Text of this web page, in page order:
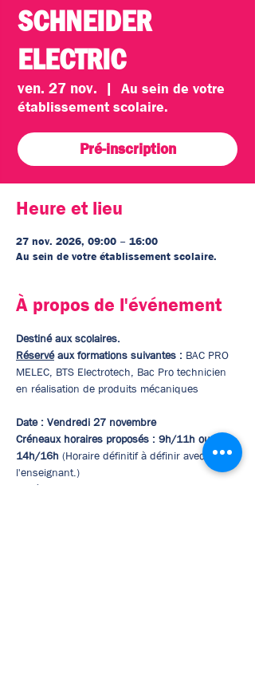
SCHNEIDER
ELECTRIC
ven. 27 nov.
  |
Au sein de votre
établissement scolaire.
Pré-inscription
Heure et lieu
27 nov. 2026, 09:00 – 16:00
Au sein de votre établissement scolaire.
À propos de l'événement
Destiné aux scolaires.
Réservé aux formations suivantes : BAC PRO
MELEC, BTS Electrotech, Bac Pro technicien
en réalisation de produits mécaniques
Date : Vendredi 27 novembre
Créneaux horaires proposés : 9h/11h ou
14h/16h (Horaire définitif à définir avec
l'enseignant.)
Durée de l'intervention